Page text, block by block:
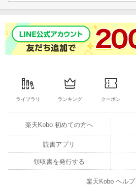
ライブラリ ランキング クーポン
楽天Kobo 初めての方へ
読書アプリ
領収書を発行する
楽天Kobo ヘルプ